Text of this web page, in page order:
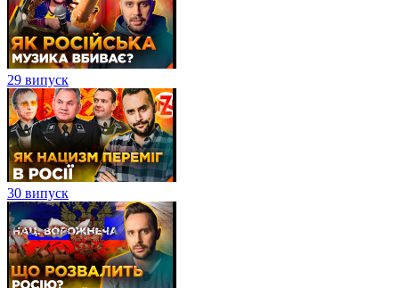
29 випуск
30 випуск